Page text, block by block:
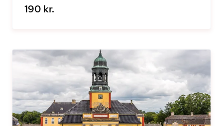
190 kr.